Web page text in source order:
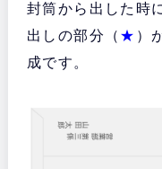
封筒から出した時
出しの部分（ ★ ）
成です。